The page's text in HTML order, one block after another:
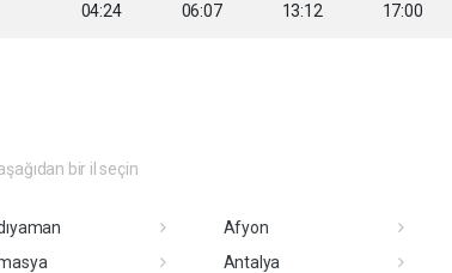
04:24 06:07 13:12 17:00
bir il seçin
Afyon
Antalya